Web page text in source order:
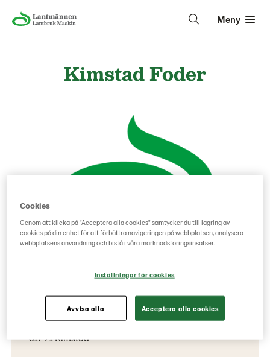
Meny
Kimstad Foder
Besöksadress
Askvägen 13
617 71 Kimstad
Cookies
Genom att klicka på "Acceptera alla cookies" samtycker du till lagring av
cookies på din enhet för att förbättra navigeringen på webbplatsen, analysera
webbplatsens användning och bistå i våra marknadsföringsinsatser.
Inställningar för cookies
Avvisa alla Acceptera alla cookies